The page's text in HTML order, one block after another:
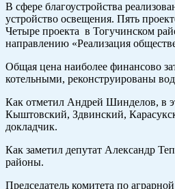
В сфере благоустройства
устройство освещения. Пять
Четыре проекта в Тогучинском
направлению «Реализация
Общая цена наиболее финансово
котельными, реконструированы
Как отметил Андрей Шинделов, в
Кыштовский, Здвинский,
докладчик.
Как заметил депутат Александр
районы.
Председатель комитета по